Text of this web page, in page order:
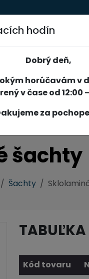
SPOLOČNOSŤ
šachty
Šachty
TABUĽKA
Kód tovaru
hodín
Dobrý deň,
horúčavám v
v čase od 12:00
za